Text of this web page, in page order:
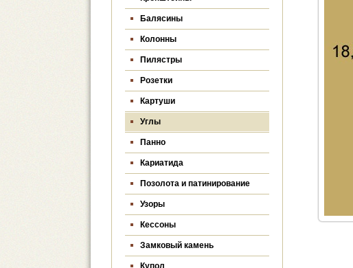
Балясины
Колонны
Пилястры
Розетки
Картуши
Углы
Панно
Кариатида
Позолота и патинирование
Узоры
Кессоны
Замковый камень
Купол